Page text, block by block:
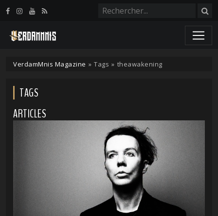
VerdamMnis Magazine » Tags » theawakening
TAGS
ARTICLES
Panneau de gestion des cookies